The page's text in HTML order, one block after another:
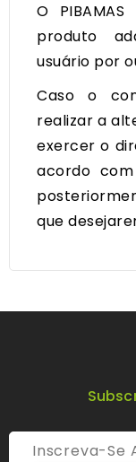
O
produto
usuário por
Caso o
realizar a
exercer o
acordo
que